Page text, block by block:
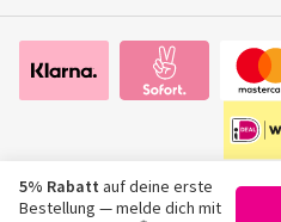
5% Rabatt auf deine erste
Bestellung — melde dich mit